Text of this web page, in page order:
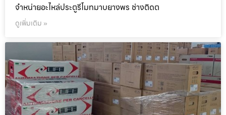
จำหน่ายอะไหล่ประตูรีโมทมาบยางพร ช่างติดต
ดูเพิ่มเติม »